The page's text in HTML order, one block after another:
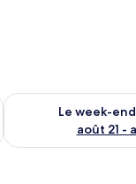
août 14 - août 16
Le week-
août 21 -
Vérifier la